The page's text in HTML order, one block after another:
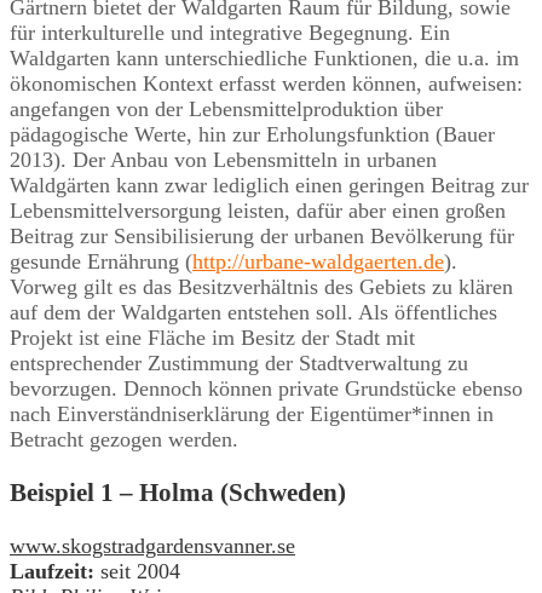
Gärtnern bietet der Waldgarten Raum für Bildung, sowie
für interkulturelle und integrative Begegnung. Ein
Waldgarten kann unterschiedliche Funktionen, die u.a. im
ökonomischen Kontext erfasst werden können, aufweisen:
angefangen von der Lebensmittelproduktion über
pädagogische Werte, hin zur Erholungsfunktion (Bauer
2013). Der Anbau von Lebensmitteln in urbanen
Waldgärten kann zwar lediglich einen geringen Beitrag zur
Lebensmittelversorgung leisten, dafür aber einen großen
Beitrag zur Sensibilisierung der urbanen Bevölkerung für
gesunde Ernährung (http://urbane-waldgaerten.de).
Vorweg gilt es das Besitzverhältnis des Gebiets zu klären
auf dem der Waldgarten entstehen soll. Als öffentliches
Projekt ist eine Fläche im Besitz der Stadt mit
entsprechender Zustimmung der Stadtverwaltung zu
bevorzugen. Dennoch können private Grundstücke ebenso
nach Einverständniserklärung der Eigentümer*innen in
Betracht gezogen werden.
Beispiel 1 – Holma (Schweden)
www.skogstradgardensvanner.se
Laufzeit: seit 2004